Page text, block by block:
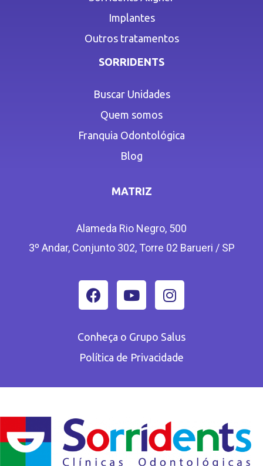
Implantes
Outros tratamentos
SORRIDENTS
Buscar Unidades
Quem somos
Franquia Odontológica
Blog
MATRIZ
Alameda Rio Negro, 500
3º Andar, Conjunto 302, Torre 02 Barueri / SP
Conheça o Grupo Salus
Política de Privacidade